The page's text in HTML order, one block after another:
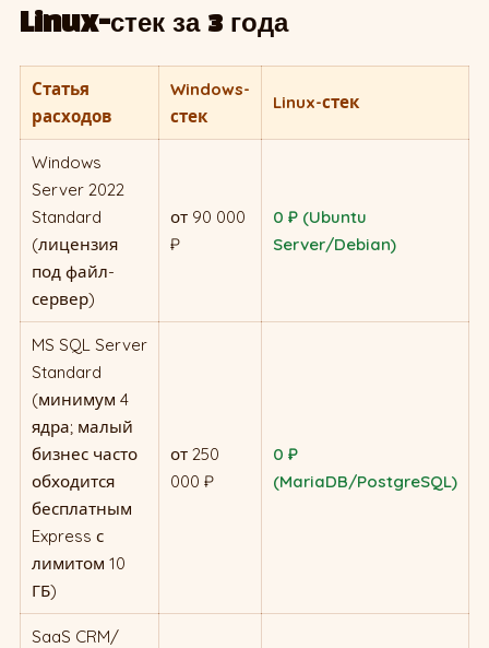
Linux-стек за 3 года
Статья
расходов
Windows-
стек
Linux-стек
Windows
Server 2022
Standard
(лицензия
под файл-
сервер)
от 90 000
₽
0 ₽ (Ubuntu
Server/Debian)
MS SQL Server
Standard
(минимум 4
ядра; малый
бизнес часто
обходится
бесплатным
Express с
лимитом 10
ГБ)
от 250
000 ₽
0 ₽
(MariaDB/PostgreSQL)
SaaS CRM/